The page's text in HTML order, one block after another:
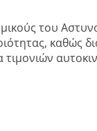
του
καθώς